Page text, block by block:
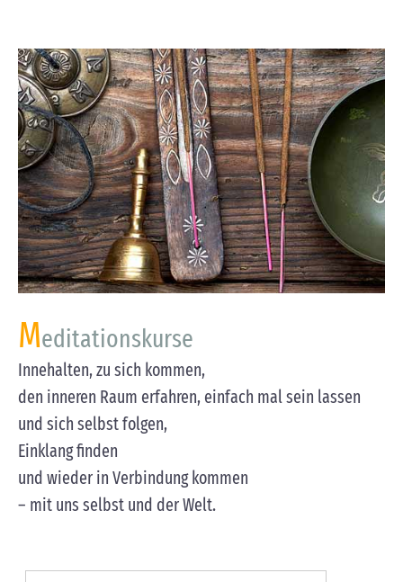
Meditationskurse
Innehalten, zu sich kommen,
den inneren Raum erfahren, einfach mal sein lassen
und sich selbst folgen,
Einklang finden
und wieder in Verbindung kommen
– mit uns selbst und der Welt.